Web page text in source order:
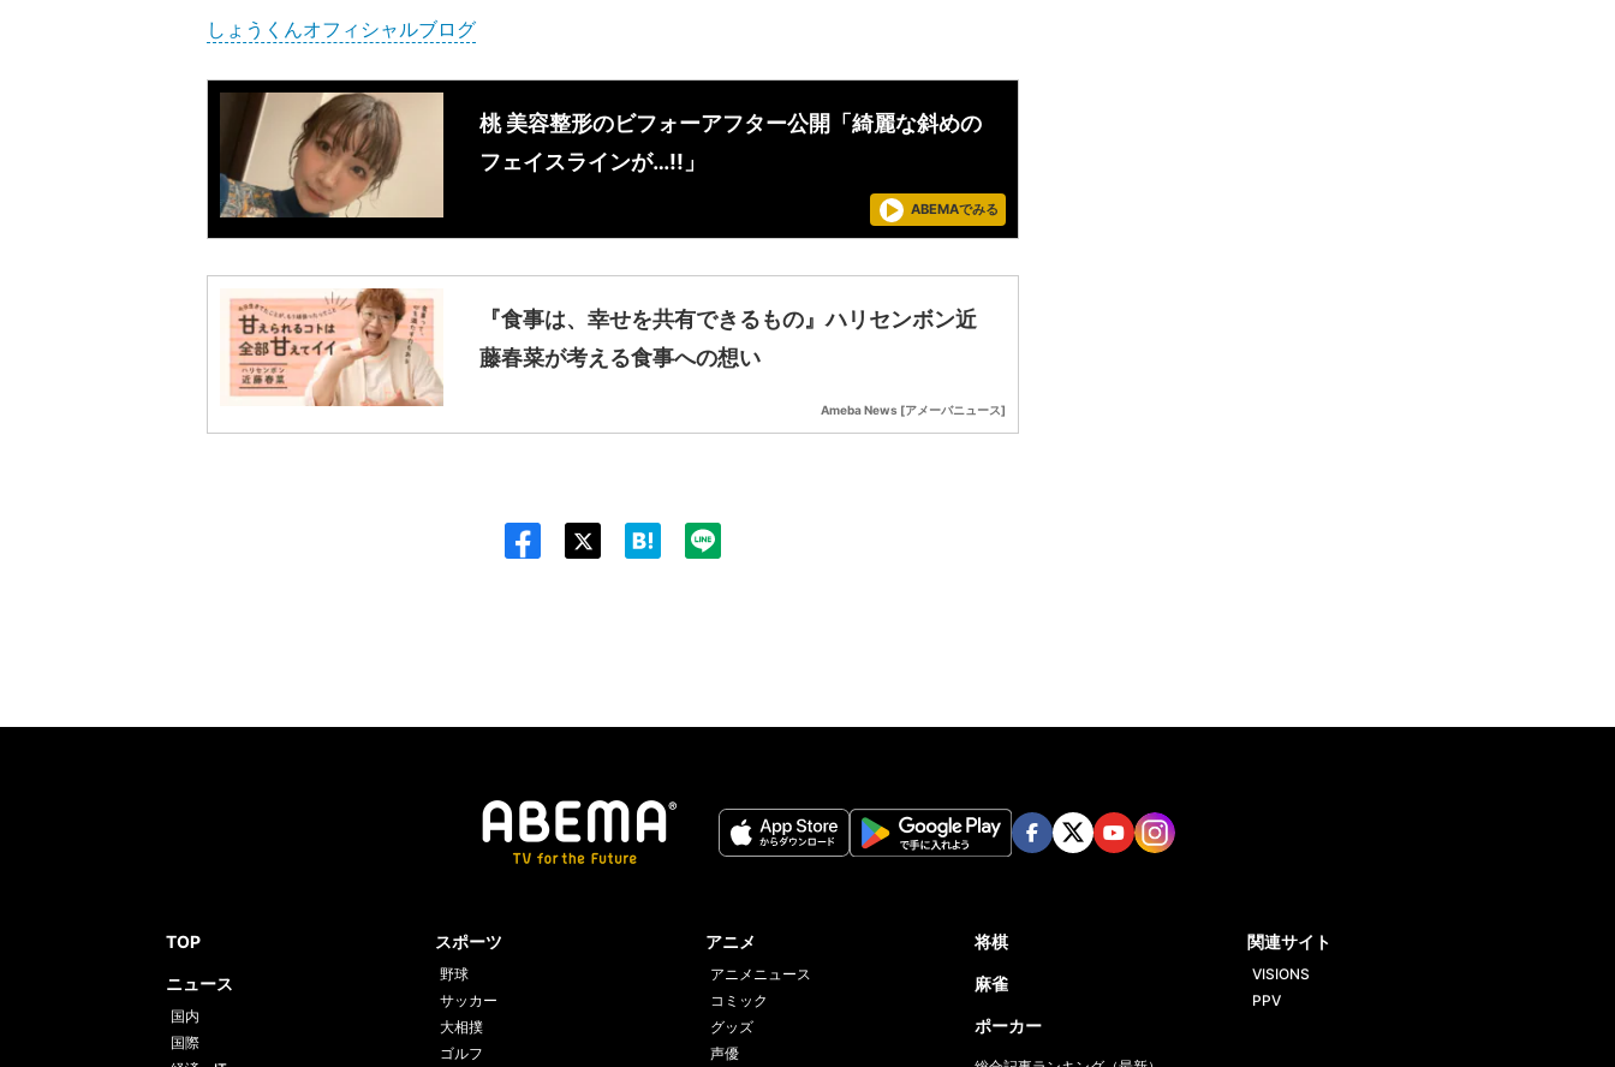
しょうくんオフィシャルブログ
桃 美容整形のビフォーアフター公開「綺麗な斜めの
フェイスラインが…!!」
ABEMAでみる
『食事は、幸せを共有できるもの』ハリセンボン近
藤春菜が考える食事への想い
Ameba News [アメーバニュース]
TOP
ニュース
国内
国際
スポーツ
野球
サッカー
大相撲
ゴルフ
アニメ
アニメニュース
コミック
グッズ
声優
将棋
麻雀
ポーカー
関連サイト
VISIONS
PPV